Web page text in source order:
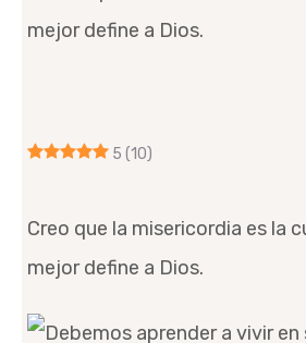
5 (10)
Creo que la misericordia es la
mejor define a Dios.